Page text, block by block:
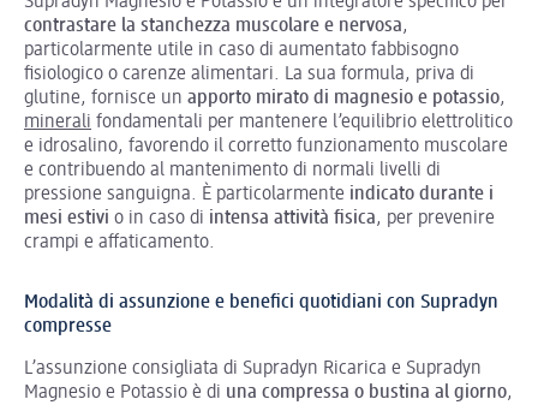
contrastare la stanchezza muscolare e nervosa,
particolarmente utile in caso di aumentato fabbisogno
fisiologico o carenze alimentari. La sua formula, priva di
glutine, fornisce un apporto mirato di magnesio e potassio,
minerali fondamentali per mantenere l’equilibrio elettrolitico
e idrosalino, favorendo il corretto funzionamento muscolare
e contribuendo al mantenimento di normali livelli di
pressione sanguigna. È particolarmente indicato durante i
mesi estivi o in caso di intensa attività fisica, per prevenire
crampi e affaticamento.
Modalità di assunzione e benefici quotidiani con Supradyn
compresse
L’assunzione consigliata di Supradyn Ricarica e Supradyn
Magnesio e Potassio è di una compressa o bustina al giorno,